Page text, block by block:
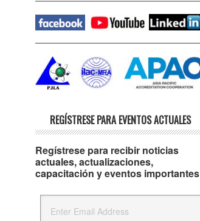
REGÍSTRESE PARA EVENTOS ACTUALES
Regístrese para recibir noticias
actuales, actualizaciones,
capacitación y eventos importantes